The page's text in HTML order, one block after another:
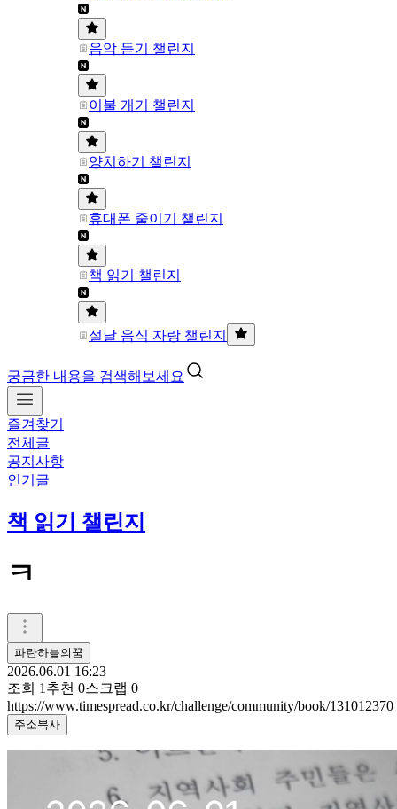
음악 듣기 챌린지
이불 개기 챌린지
양치하기 챌린지
휴대폰 줄이기 챌린지
책 읽기 챌린지
설날 음식 자랑 챌린지
궁금한 내용을 검색해보세요
즐겨찾기
전체글
공지사항
인기글
책 읽기 챌린지
ㅋ
파란하늘의꿈
2026.06.01 16:23
조회 1 추천 0스크랩 0
https://www.timespread.co.kr/challenge/community/book/131012370
주소복사